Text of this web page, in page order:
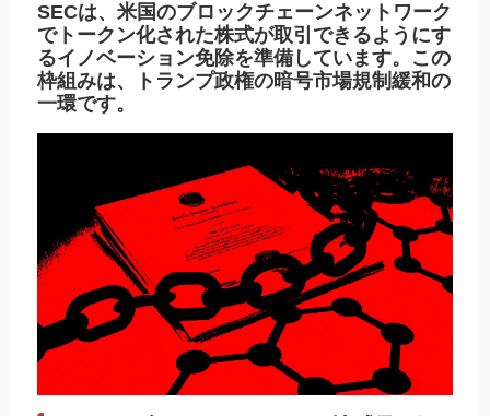
SECは、米国のブロックチェーンネットワーク
でトークン化された株式が取引できるようにす
るイノベーション免除を準備しています。この
枠組みは、トランプ政権の暗号市場規制緩和の
一環です。